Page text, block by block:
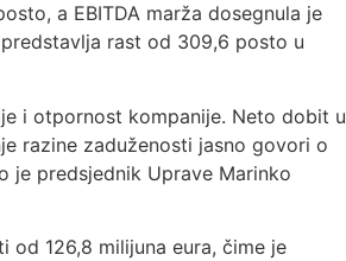
a EBITDA marža dosegnula je
rast od 309,6 posto u
i otpornost kompanije. Neto dobit u
razine zaduženosti jasno govori o
je predsjednik Uprave Marinko
126,8 milijuna eura, čime je